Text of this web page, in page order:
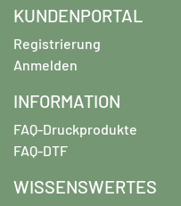
KUNDENPORTAL
Registrierung
Anmelden
INFORMATION
FAQ-Druckprodukte
FAQ-DTF
WISSENSWERTES